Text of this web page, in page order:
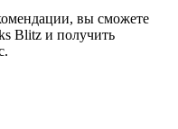
вы сможете
Blitz и получить